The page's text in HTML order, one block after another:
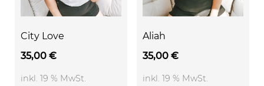
City Love
35,00 €
inkl. 19 % MwSt.
Aliah
35,00 €
inkl. 19 % MwSt.